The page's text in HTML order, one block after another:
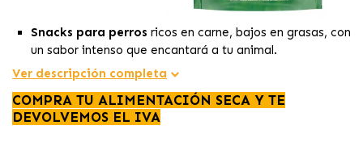
Snacks para perros ricos en carne, bajos en grasas, con
un sabor intenso que encantará a tu animal.
Sutextura masticable y blanda
opción perfecta para
ancianos.
Con un irresistible aroma a venado,
Ver descripción completa
COMPRA TU ALIMENTACIÓN SECA Y TE
DEVOLVEMOS EL IVA